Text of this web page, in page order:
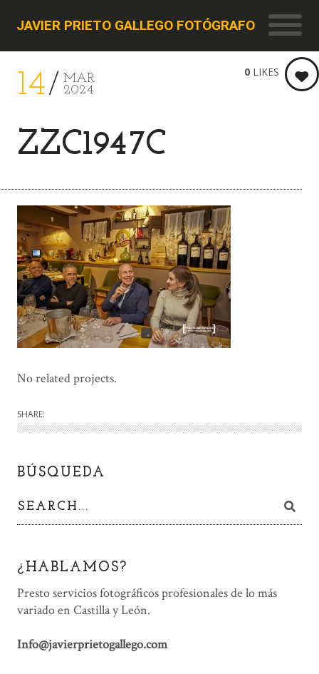
JAVIER PRIETO GALLEGO FOTÓGRAFO
14
MAR
2024
ZZC1947C
0 LIKES
No related projects.
SHARE:
BÚSQUEDA
¿HABLAMOS?
Presto servicios fotográficos profesionales de lo más
variado en Castilla y León.
Info@javierprietogallego.com